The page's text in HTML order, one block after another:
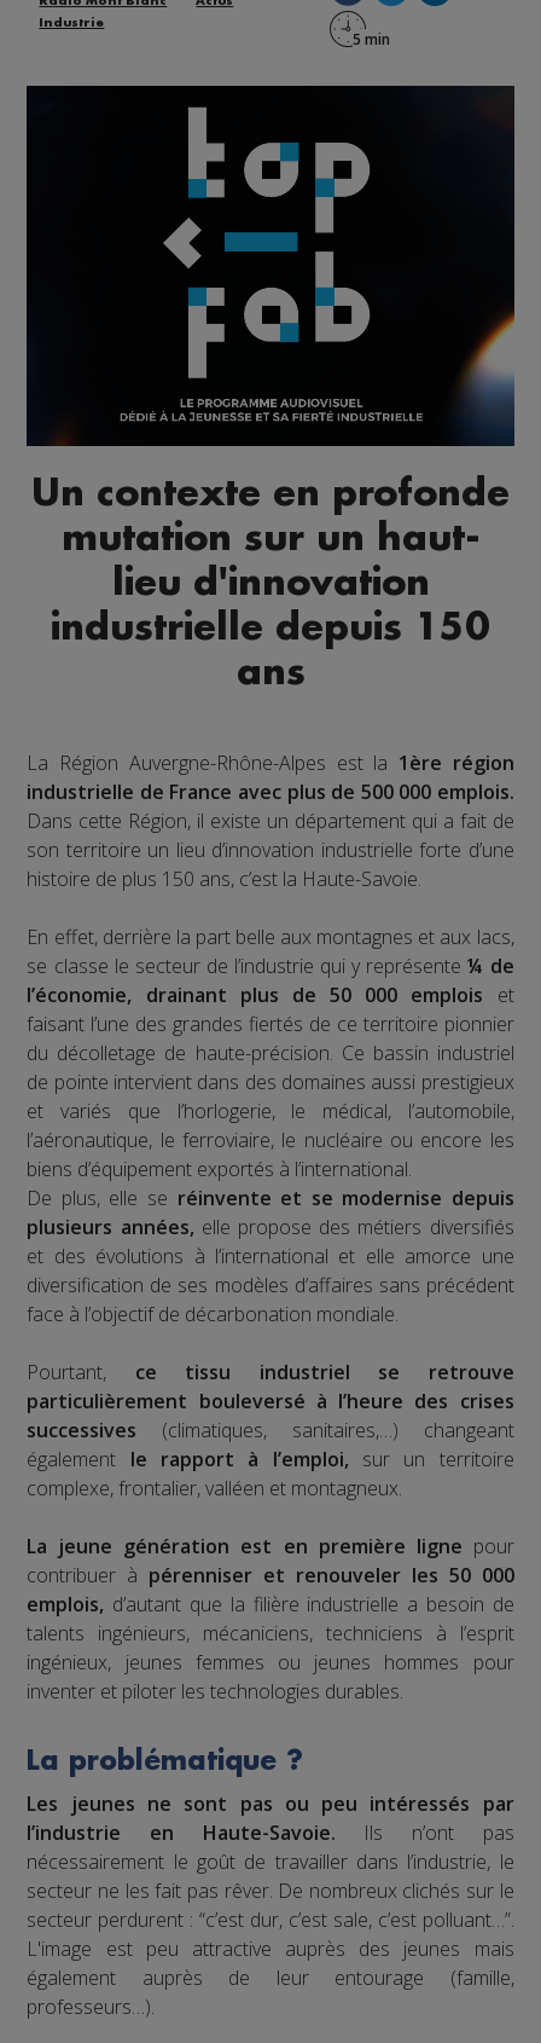
Industrie
Un contexte en profonde
mutation sur un haut-
lieu d'innovation
industrielle depuis 150
ans
La Région Auvergne-Rhône-Alpes est la 1ère région
industrielle de France avec plus de 500 000 emplois.
Dans cette Région, il existe un département qui a fait de
son territoire un lieu d’innovation industrielle forte d’une
histoire de plus 150 ans, c’est la Haute-Savoie.
En effet, derrière la part belle aux montagnes et aux lacs,
se classe le secteur de l’industrie qui y représente¼ de
l’économie, drainant plus de 50 000 emplois et
faisant l’une des grandes fiertés de ce territoire pionnier
du décolletage de haute-précision. Ce bassin industriel
de pointe intervient dans des domaines aussi prestigieux
et variés que l’horlogerie, le médical, l’automobile,
l’aéronautique, le ferroviaire, le nucléaire ou encore les
biens d’équipement exportés à l’international.
De plus, elle se réinvente et se modernise depuis
plusieurs années, elle propose des métiers diversifiés
et des évolutions à l’international et elle amorce une
diversification de ses modèles d’affaires sans précédent
face à l’objectif de décarbonation mondiale.
Pourtant, ce tissu industriel se retrouve
particulièrement bouleversé à l’heure des crises
successives (climatiques, sanitaires,…) changeant
également le rapport à l’emploi, sur un territoire
complexe, frontalier, valléen et montagneux.
La jeune génération est en première ligne pour
contribuer à pérenniser et renouveler les 50 000
emplois, d’autant que la filière industrielle a besoin de
talents ingénieurs, mécaniciens, techniciens à l’esprit
ingénieux, jeunes femmes ou jeunes hommes pour
inventer et piloter les technologies durables.
La problématique ?
Les jeunes ne sont pas ou peu intéressés par
l’industrie en Haute-Savoie. Ils n’ont pas
nécessairement le goût de travailler dans l’industrie, le
secteur ne les fait pas rêver. De nombreux clichés sur le
secteur perdurent : “c’est dur, c’est sale, c’est polluant…”.
L'image est peu attractive auprès des jeunes mais
également auprès de leur entourage (famille,
professeurs…).